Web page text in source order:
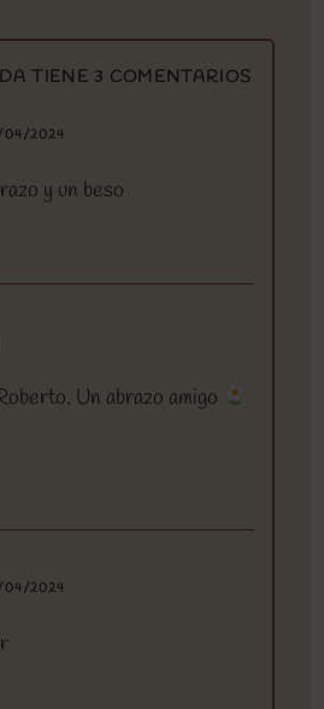
TIENE 3 COMENTARIOS
04/2024
y un beso
Un abrazo amigo
04/2024